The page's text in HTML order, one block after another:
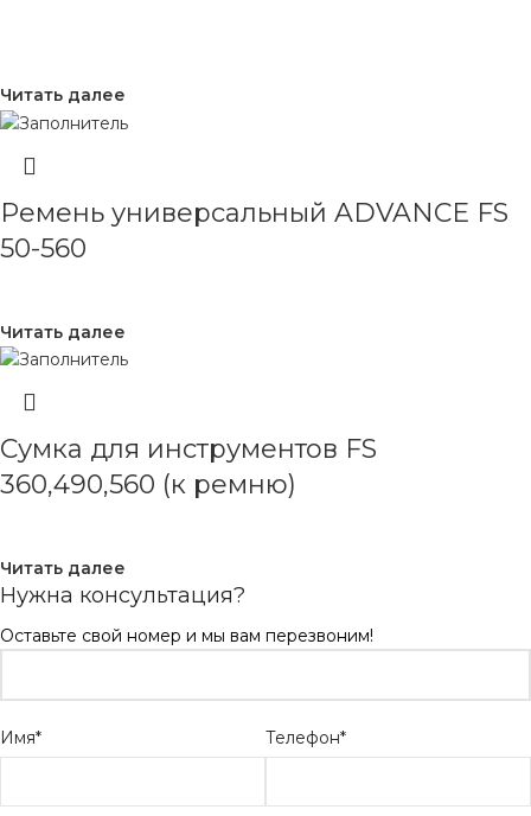
Читать далее
Ремень универсальный ADVANCE FS
50-560
Читать далее
Сумка для инструментов FS
360,490,560 (к ремню)
Читать далее
Нужна консультация?
Оставьте свой номер и мы вам перезвоним!
Имя* Телефон*